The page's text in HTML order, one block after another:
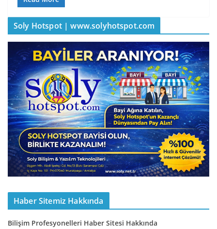
Soly Hotspot | www.solyhotspot.com
Haber Sitemiz Hakkında
Bilişim Profesyonelleri Haber Sitesi Hakkında